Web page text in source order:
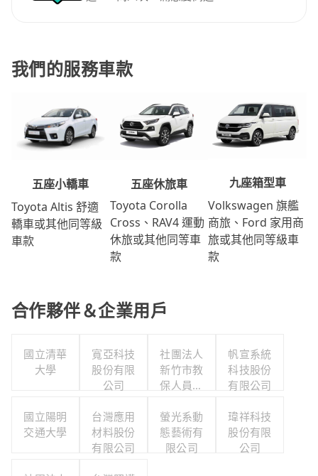
我們的服務車款
五座小轎車
Toyota Altis 舒適
轎車或其他同等級
車款
五座休旅車
Toyota Corolla
Cross、RAV4 運動
休旅或其他同等車
款
九座箱型車
Volkswagen 旗艦
商旅、Ford 家用商
旅或其他同等級車
款
合作夥伴＆企業用戶
國立清華
大學
寬亞科技
股份有限
公司
社團法人
新竹市教
保人員協
帆宣系統
科技股份
有限公司
國立陽明
交通大學
台灣應用
材料股份
有限公司
螢光系動
態藝術有
限公司
瑋祥科技
股份有限
公司